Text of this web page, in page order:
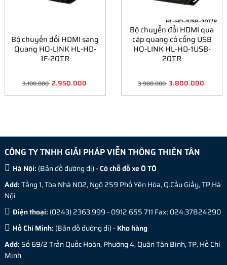
Bộ chuyển đổi HDMI sang
Quang HO-LINK HL-HD-
1F-20TR
3.100.0002.950.000
Bộ chuyển đổi HDMI qua
cáp quang có cổng USB
HO-LINK HL-HD-1USB-
20TR
3.900.0003.800.000
CÔNG TY TNHH GIẢI PHÁP VIỄN THÔNG THIÊN TÂN
Hà Nội: (Bản đồ đường đi) -Có chỗ đỗ xe Ô TÔ
Add:Tầng 1, Tòa Nhà N02, Ngõ 259 Phố Yên Hòa, Q.Cầu Giấy, TP.Hà
Nội
Điện thoại: (0243) 2363.999 - 0912 655 711 Fax: 024.37824290
Hồ Chí Minh: (Bản đồ đường đi) -Kho hàng
Add: Số 69/2 Trần Quốc Hoàn, Phường 4, Quận Tân Bình, TP. Hồ Chí
Minh